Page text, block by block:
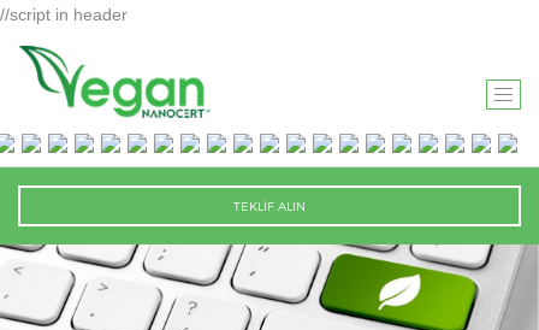
//script in header
T
O
G
G
L
N
A
TEKLİF ALIN